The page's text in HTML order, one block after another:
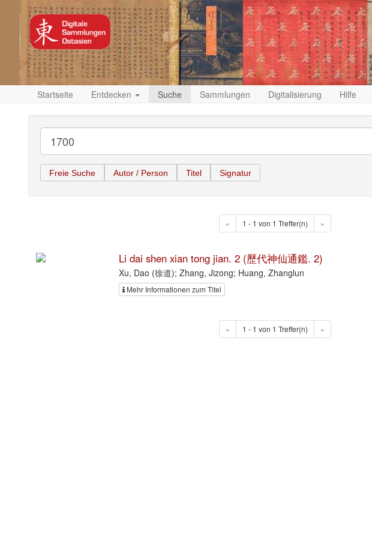
Startseite Entdecken Suche Sammlungen Digitalisierung Hilfe
Freie Suche Autor / Person Titel Signatur
« 1 - 1 von 1 Treffer(n) »
Li dai shen xian tong jian. 2 (歷代神仙通鑑. 2)
Xu, Dao (徐道); Zhang, Jizong; Huang, Zhanglun
Mehr Informationen zum Titel
« 1 - 1 von 1 Treffer(n) »